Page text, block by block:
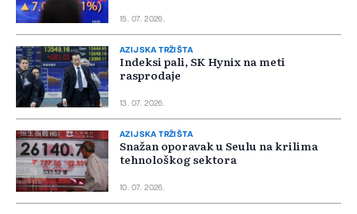
15. 07. 2026.
AZIJSKA TRŽIŠTA
Indeksi pali, SK Hynix na meti
rasprodaje
13. 07. 2026.
AZIJSKA TRŽIŠTA
Snažan oporavak u Seulu na krilima
tehnološkog sektora
10. 07. 2026.